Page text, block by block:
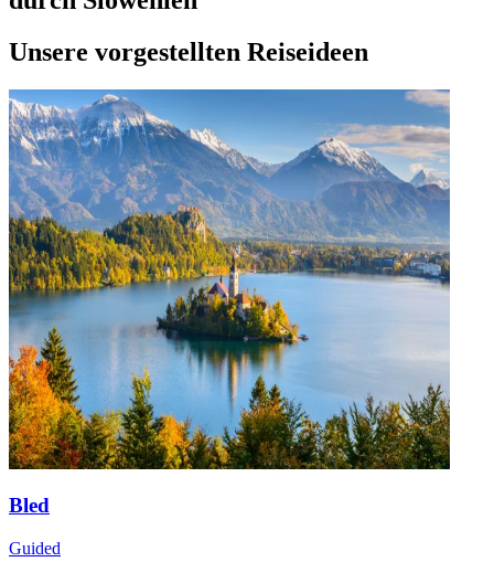
Unsere vorgestellten Reiseideen
Bled
Guided